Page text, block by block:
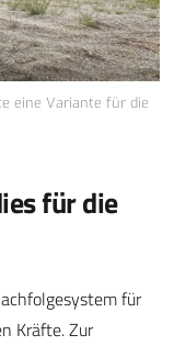
eine Variante für die
für die
für
Kräfte. Zur